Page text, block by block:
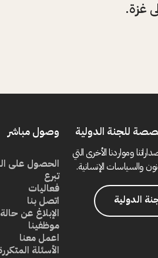
للجنة الدولية
ومواردنا الأخرى التي
والسياسات الإنسانية.
الدولية
وصول مباشر
الحصول على
تبرع
فعاليات
اتصل بنا
الإبلاغ عن
موظفينا
اعمل معنا
الأسئلة